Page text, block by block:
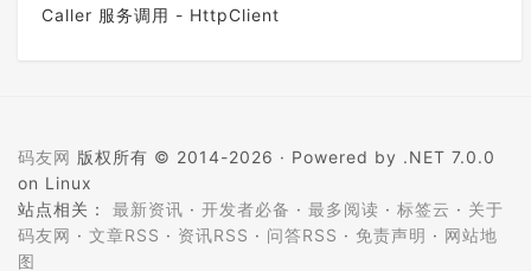
Caller 服务调用 - HttpClient
码友网 版权所有 © 2014-2026 · Powered by .NET 7.0.0
on Linux
站点相关： 最新资讯 · 开发者必备 · 最多阅读 · 标签云 · 关于
码友网 · 文章RSS · 资讯RSS · 问答RSS · 免责声明 · 网站地
图